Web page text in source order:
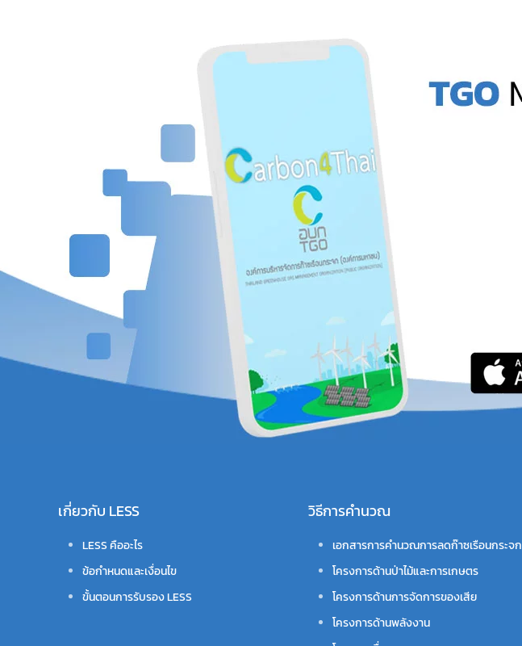
เกี่ยวกับ LESS
LESS คืออะไร
ข้อกำหนดและเงื่อนไข
ขั้นตอนการรับรอง LESS
วิธีการคำนวณ
เอกสารการคำนวณการลดก๊าซเรือนกระจก
โครงการด้านป่าไม้และการเกษตร
โครงการด้านการจัดการของเสีย
โครงการด้านพลังงาน